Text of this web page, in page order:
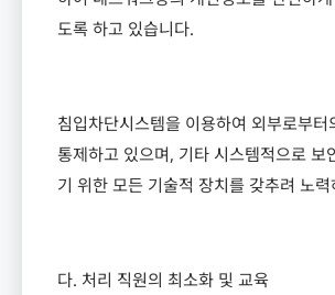
도록 하고 있습니다.
침입차단시스템을 이용하여 외부로부터
통제하고 있으며, 기타 시스템적으로 보
기 위한 모든 기술적 장치를 갖추려 노
다. 처리 직원의 최소화 및 교육